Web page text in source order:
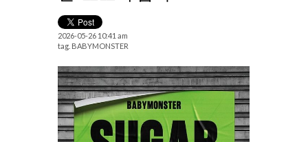
2026-05-26 10:41 am
tag. BABYMONSTER